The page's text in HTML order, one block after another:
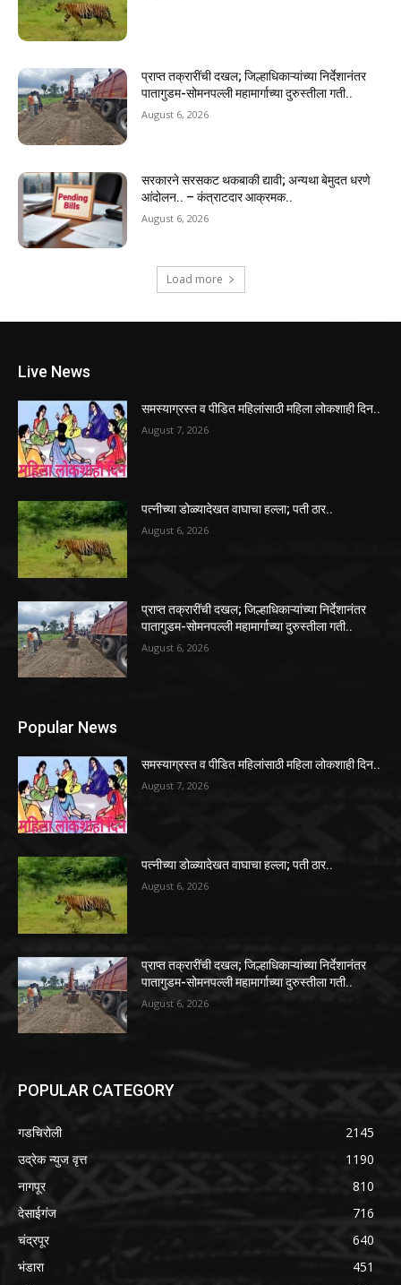
प्राप्त तक्रारींची दखल; जिल्हाधिकाऱ्यांच्या निर्देशानंतर
पातागुडम-सोमनपल्ली महामार्गाच्या दुरुस्तीला गती..
August 6, 2026
सरकारने सरसकट थकबाकी द्यावी; अन्यथा बेमुदत धरणे
आंदोलन.. – कंत्राटदार आक्रमक..
August 6, 2026
Load more
Live News
समस्याग्रस्त व पीडित महिलांसाठी महिला लोकशाही दिन..
August 7, 2026
पत्नीच्या डोळ्यादेखत वाघाचा हल्ला; पती ठार..
August 6, 2026
प्राप्त तक्रारींची दखल; जिल्हाधिकाऱ्यांच्या निर्देशानंतर
पातागुडम-सोमनपल्ली महामार्गाच्या दुरुस्तीला गती..
August 6, 2026
Popular News
समस्याग्रस्त व पीडित महिलांसाठी महिला लोकशाही दिन..
August 7, 2026
पत्नीच्या डोळ्यादेखत वाघाचा हल्ला; पती ठार..
August 6, 2026
प्राप्त तक्रारींची दखल; जिल्हाधिकाऱ्यांच्या निर्देशानंतर
पातागुडम-सोमनपल्ली महामार्गाच्या दुरुस्तीला गती..
August 6, 2026
POPULAR CATEGORY
गडचिरोली
2145
उद्रेक न्युज वृत्त
1190
नागपूर
810
देसाईगंज
716
चंद्रपूर
640
भंडारा
451